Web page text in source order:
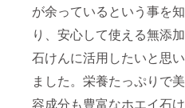
が余っているという事を知
り、安心して使える無添加
石けんに活用したいと思い
ました。栄養たっぷりで美
容成分も豊富なホエイ石け